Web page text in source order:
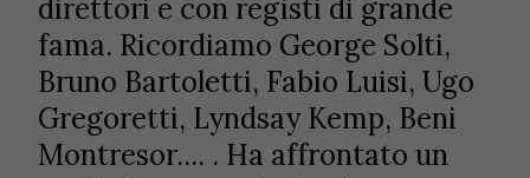
direttori e con registi di grande
fama. Ricordiamo George Solti,
Bruno Bartoletti, Fabio Luisi, Ugo
Gregoretti, Lyndsay Kemp, Beni
Montresor.... . Ha affrontato un